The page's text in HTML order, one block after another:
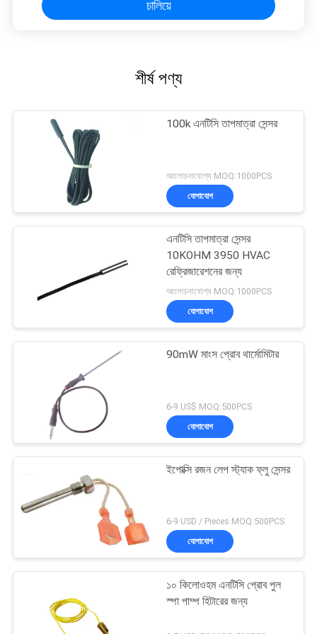
চালিয়ে
শীর্ষ পণ্য
100k এনটিসি তাপমাত্রা সেন্সর
আলোচনাযোগ্য MOQ:1000PCS
যোগাযোগ
এনটিসি তাপমাত্রা সেন্সর
10KOHM 3950 HVAC
রেফ্রিজারেশনের জন্য
আলোচনাযোগ্য MOQ:1000PCS
যোগাযোগ
90mW মাংস প্রোব থার্মোমিটার
6-9 US$ MOQ:500PCS
যোগাযোগ
ইপোক্সি রজন লেপ স্ট্যাক ফ্লু সেন্সর
6-9 USD / Pieces MOQ:500PCS
যোগাযোগ
১০ কিলোওহম এনটিসি প্রোব পুল
স্পা পাম্প হিটারের জন্য